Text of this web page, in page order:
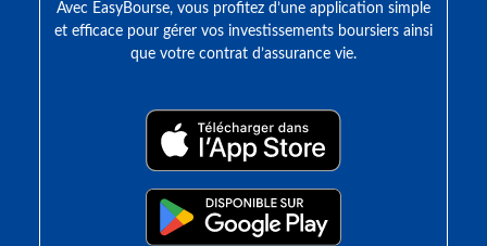
Avec EasyBourse, vous profitez d’une application simple
et efficace pour gérer vos investissements boursiers ainsi
que votre contrat d’assurance vie.